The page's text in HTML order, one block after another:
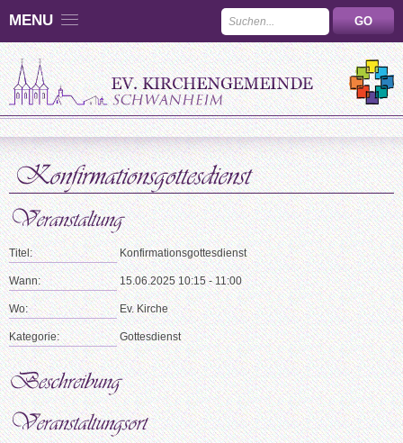
MENU
Titel: Konfirmationsgottesdienst
Wann: 15.06.2025 10:15 - 11:00
Wo: Ev. Kirche
Kategorie: Gottesdienst